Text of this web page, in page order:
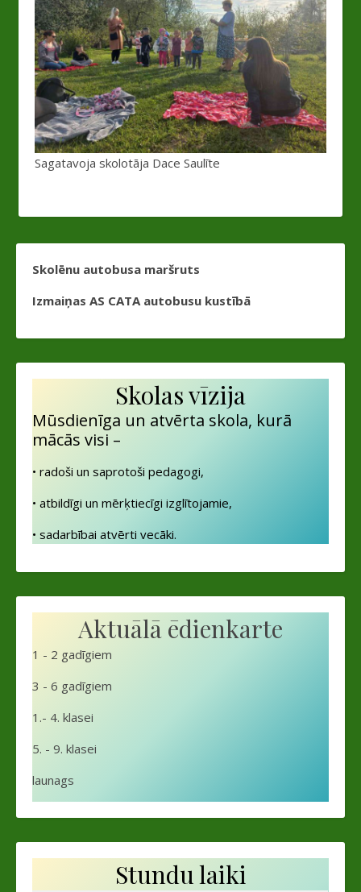
Sagatavoja skolotāja Dace Saulīte
Skolēnu autobusa maršruts
Izmaiņas AS CATA autobusu kustībā
Skolas vīzija
Mūsdienīga un atvērta skola, kurā
mācās visi –
• radoši un saprotoši pedagogi,
• atbildīgi un mērķtiecīgi izglītojamie,
• sadarbībai atvērti vecāki.
Aktuālā ēdienkarte
1 - 2 gadīgiem
3 - 6 gadīgiem
1.- 4. klasei
5. - 9. klasei
launags
Stundu laiki